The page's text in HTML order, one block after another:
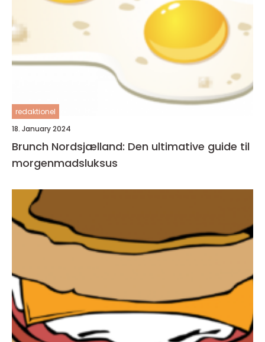
redaktionel
18. January 2024
Brunch Nordsjælland: Den ultimative guide til
morgenmadsluksus